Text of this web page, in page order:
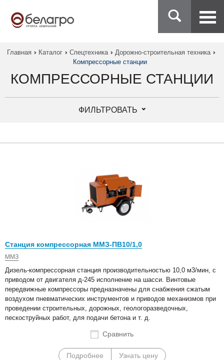
Главная Каталог Спецтехника
Дорожно-строительная техника
Компрессорные станции
КОМПРЕССОРНЫЕ СТАНЦИИ
ФИЛЬТРОВАТЬ
Станция компрессорная ММЗ-ПВ10/1,0
ММЗ
Дизель-компрессорная станция производительностью 10,0 м3/мин, с
приводом от двигателя д-245 исполнение на шасси. Винтовые
передвижные компрессоры предназначены для снабжения сжатым
воздухом пневматических инструментов и приводов механизмов при
проведении строительных, дорожных, геологоразведочных,
пескоструйных работ, для подачи бетона и т. д.
Сравнить
Подробнее Узнать цену